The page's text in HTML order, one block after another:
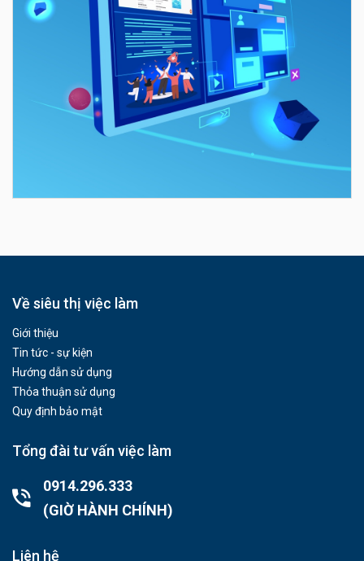
Về siêu thị việc làm
Giới thiệu
Tin tức - sự kiện
Hướng dẫn sử dụng
Thỏa thuận sử dụng
Quy định bảo mật
Tổng đài tư vấn việc làm
0914.296.333
(GIỜ HÀNH CHÍNH)
Liên hệ